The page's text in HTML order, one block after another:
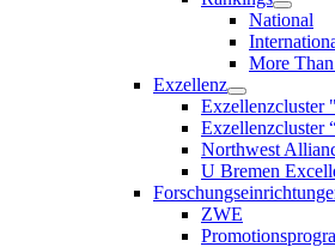
National
More
Exzellenz
Exzellenzcluster
Exzellenzcluster
Northwest
U Bremen
ZWE